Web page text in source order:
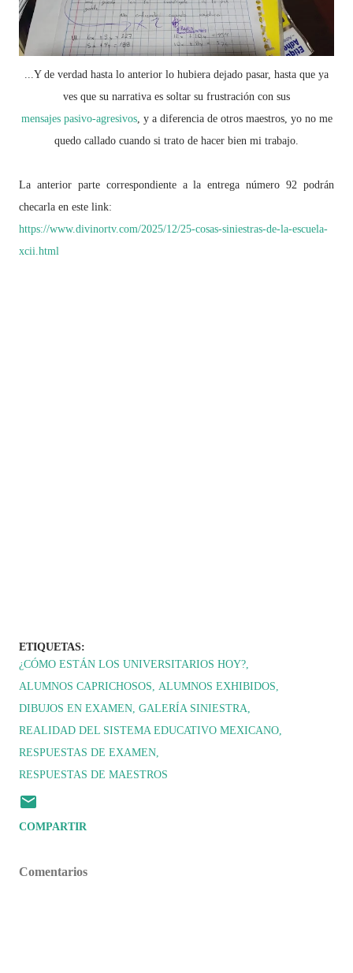
...Y de verdad hasta lo anterior lo hubiera dejado pasar, hasta que ya
ves que su narrativa es soltar su frustración con sus
mensajes pasivo-agresivos, y a diferencia de otros maestros, yo no me
quedo callado cuando si trato de hacer bien mi trabajo.
La anterior parte correspondiente a la entrega número 92 podrán
checarla en este link:
https://www.divinortv.com/2025/12/25-cosas-siniestras-de-la-escuela-
xcii.html
ETIQUETAS:
¿CÓMO ESTÁN LOS UNIVERSITARIOS HOY?
ALUMNOS CAPRICHOSOS ALUMNOS EXHIBIDOS
DIBUJOS EN EXAMEN GALERÍA SINIESTRA
REALIDAD DEL SISTEMA EDUCATIVO MEXICANO
RESPUESTAS DE EXAMEN
RESPUESTAS DE MAESTROS
COMPARTIR
Comentarios